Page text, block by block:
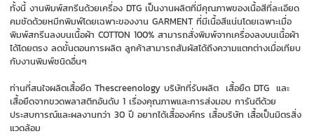
ทั้งนี้ งานพิมพ์สกรีนด้วยเครื่อง DTG เป็นงานผลิตที่มีคุณภาพของเนื้อสีที่ละเอียด
คมชัดด้วยหมึกพิมพ์โดยเฉพาะของงาน GARMENT ที่มีเนื้อสีแน่นโดยเฉพาะเมื่อ
พิมพ์สกรีนลงบนเนื้อผ้า COTTON 100% สามารถสั่งพิมพ์จากเครื่องลงบนเนื้อผ้า
ได้โดยตรง ลดขั้นตอนการผลิต ลูกค้าสามารถสัมผัสได้ถึงความแตกต่างเมื่อเทียบ
กับงานพิมพ์ชนิดอื่นๆ
ท่านที่สนใจผลิตเสื้อยืด Thescreenology บริษัทที่รับผลิต เสื้อยืด DTG และ
เสื้อยืดจากขวดพลาสติกอันดับ 1 เรื่องคุณภาพและการส่งมอบ การันตีด้วย
ประสบการณ์และผลงานกว่า 30 ปี อยากได้เสื้อองค์กร เสื้อบริษัท เสื้อเป็นมิตรสิ่ง
แวดล้อม